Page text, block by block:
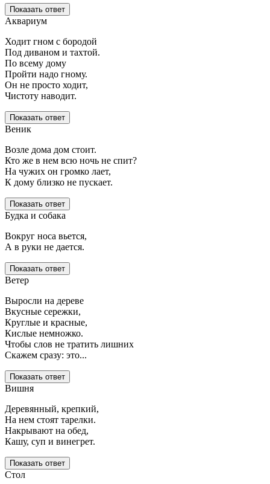
Показать ответ
Аквариум
Ходит гном с бородой
Под диваном и тахтой.
По всему дому
Пройти надо гному.
Он не просто ходит,
Чистоту наводит.
Показать ответ
Веник
Возле дома дом стоит.
Кто же в нем всю ночь не спит?
На чужих он громко лает,
К дому близко не пускает.
Показать ответ
Будка и собака
Вокруг носа вьется,
А в руки не дается.
Показать ответ
Ветер
Выросли на дереве
Вкусные сережки,
Круглые и красные,
Кислые немножко.
Чтобы слов не тратить лишних
Скажем сразу: это...
Показать ответ
Вишня
Деревянный, крепкий,
На нем стоят тарелки.
Накрывают на обед,
Кашу, суп и винегрет.
Показать ответ
Стол